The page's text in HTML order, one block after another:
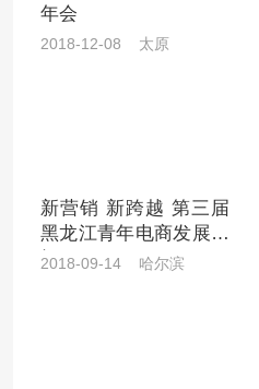
年会
2018-12-08 太原
新营销 新跨越 第三届
黑龙江青年电商发展论
坛
2018-09-14 哈尔滨